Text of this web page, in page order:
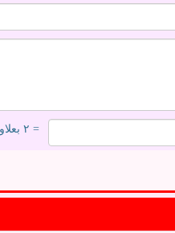
= ۲ بعلاوه ۳